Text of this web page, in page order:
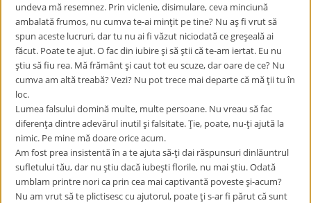
undeva mă resemnez. Prin viclenie, disimulare, ceva minciună
ambalată frumos, nu cumva te-ai minţit pe tine? Nu aş fi vrut să
spun aceste lucruri, dar tu nu ai fi văzut niciodată ce greşeală ai
făcut. Poate te ajut. O fac din iubire şi să ştii că te-am iertat. Eu nu
ştiu să fiu rea. Mă frământ şi caut tot eu scuze, dar oare de ce? Nu
cumva am altă treabă? Vezi? Nu pot trece mai departe că mă ţii tu în
loc.
Lumea falsului domină multe, multe persoane. Nu vreau să fac
diferenţa dintre adevărul inutil şi falsitate. Ţie, poate, nu-ţi ajută la
nimic. Pe mine mă doare orice acum.
Am fost prea insistentă în a te ajuta să-ţi dai răspunsuri dinlăuntrul
sufletului tău, dar nu ştiu dacă iubeşti florile, nu mai ştiu. Odată
umblam printre nori ca prin cea mai captivantă poveste şi-acum?
Nu am vrut să te plictisesc cu ajutorul, poate ţi s-ar fi părut că sunt